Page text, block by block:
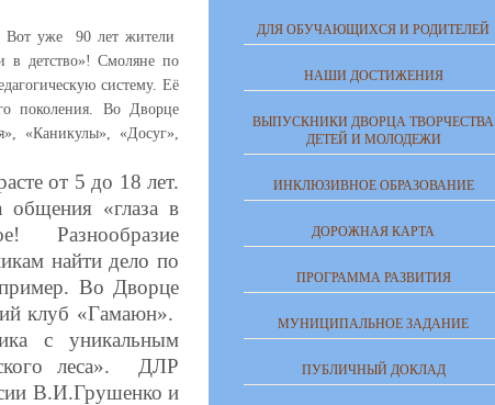
Вот уже 90 лет жители
в детство»! Смоляне по
систему. Её
поколения. Во Дворце
«Каникулы», «Досуг»,
от 5 до 18 лет.
общения «глаза в
Разнообразие
найти дело по
Во Дворце
клуб «Гамаюн».
с уникальным
леса». ДЛР
В.И.Грушенко и
ДЛЯ ОБУЧАЮЩИХСЯ И РОДИТЕЛЕЙ
НАШИ ДОСТИЖЕНИЯ
ВЫПУСКНИКИ ДВОРЦА ТВОРЧЕСТВА
ДЕТЕЙ И МОЛОДЕЖИ
ИНКЛЮЗИВНОЕ ОБРАЗОВАНИЕ
ДОРОЖНАЯ КАРТА
ПРОГРАММА РАЗВИТИЯ
МУНИЦИПАЛЬНОЕ ЗАДАНИЕ
ПУБЛИЧНЫЙ ДОКЛАД